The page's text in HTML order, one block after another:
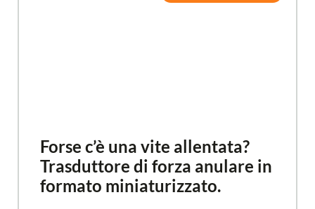
Forse c’è una vite allentata?
Trasduttore di forza anulare in
formato miniaturizzato.